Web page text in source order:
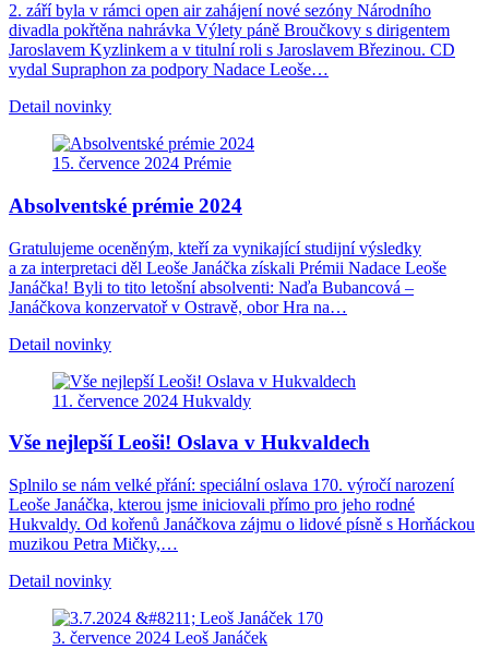
2. září byla v rámci open air zahájení nové sezóny Národního
divadla pokřtěna nahrávka Výlety páně Broučkovy s dirigentem
Jaroslavem Kyzlinkem a v titulní roli s Jaroslavem Březinou. CD
vydal Supraphon za podpory Nadace Leoše…
Detail novinky
15. července 2024 Prémie
Absolventské prémie 2024
Gratulujeme oceněným, kteří za vynikající studijní výsledky
a za interpretaci děl Leoše Janáčka získali Prémii Nadace Leoše
Janáčka! Byli to tito letošní absolventi: Naďa Bubancová –
Janáčkova konzervatoř v Ostravě, obor Hra na…
Detail novinky
11. července 2024 Hukvaldy
Vše nejlepší Leoši! Oslava v Hukvaldech
Splnilo se nám velké přání: speciální oslava 170. výročí narození
Leoše Janáčka, kterou jsme iniciovali přímo pro jeho rodné
Hukvaldy. Od kořenů Janáčkova zájmu o lidové písně s Horňáckou
muzikou Petra Mičky,…
Detail novinky
3. července 2024 Leoš Janáček